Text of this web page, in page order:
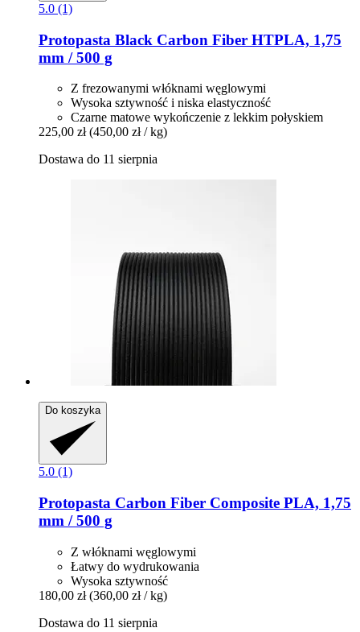
5.0 (1)
Protopasta Black Carbon Fiber HTPLA, 1,75
mm / 500 g
Z frezowanymi włóknami węglowymi
Wysoka sztywność i niska elastyczność
Czarne matowe wykończenie z lekkim połyskiem
225,00 zł (450,00 zł / kg)
Dostawa do 11 sierpnia
Do koszyka
5.0 (1)
Protopasta Carbon Fiber Composite PLA, 1,75
mm / 500 g
Z włóknami węglowymi
Łatwy do wydrukowania
Wysoka sztywność
180,00 zł (360,00 zł / kg)
Dostawa do 11 sierpnia